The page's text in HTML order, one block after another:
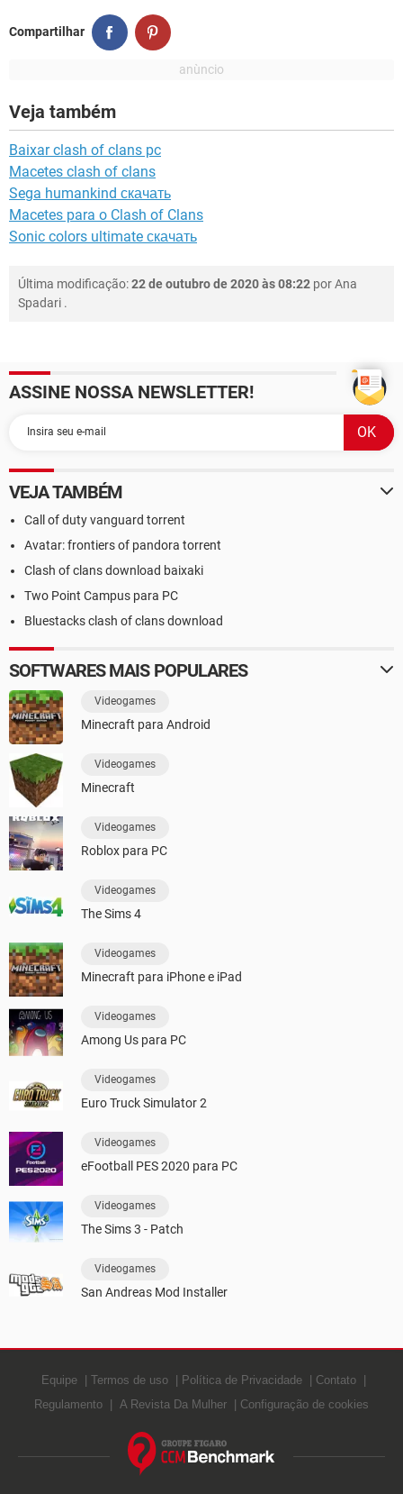
Compartilhar
Veja também
Baixar clash of clans pc
Macetes clash of clans
Sega humankind скачать
Macetes para o Clash of Clans
Sonic colors ultimate скачать
Última modificação:22 de outubro de 2020 às 08:22 porAna
Spadari .
ASSINE NOSSA NEWSLETTER!
VEJA TAMBÉM
Call of duty vanguard torrent
Avatar: frontiers of pandora torrent
Clash of clans download baixaki
Two Point Campus para PC
Bluestacks clash of clans download
SOFTWARES MAIS POPULARES
Videogames
Minecraft para Android
Videogames
Minecraft
Videogames
Roblox para PC
Videogames
The Sims 4
Videogames
Minecraft para iPhone e iPad
Videogames
Among Us para PC
Videogames
Euro Truck Simulator 2
Videogames
eFootball PES 2020 para PC
Videogames
The Sims 3 - Patch
Videogames
San Andreas Mod Installer
Equipe Termos de uso Política de Privacidade
Contato
Regulamento
A Revista Da Mulher Configuração de cookies